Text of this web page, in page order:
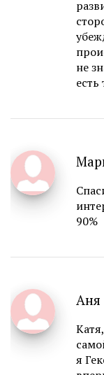
не
есть
90%
Аня
я